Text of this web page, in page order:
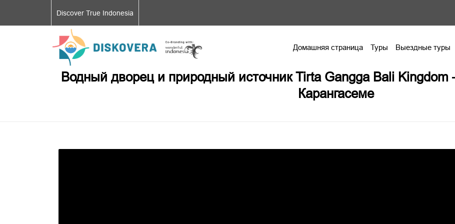
Discover True Indonesia
Домашняя страница Туры Выездные туры
Водный дворец и природный источник Tirta Gangga Bali
Карангасеме